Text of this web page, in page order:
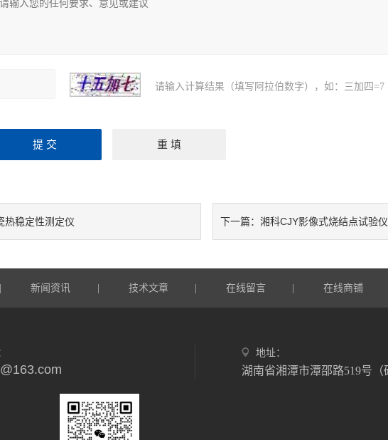
请输入计算结果（填写阿拉伯数字），如：三加四=7
热稳定性测定仪 下一篇：湘科CJY影像式烧结点试验仪
新闻资讯 技术文章 在线留言 在线商铺
地址：